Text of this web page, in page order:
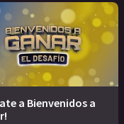
a Bienvenidos a